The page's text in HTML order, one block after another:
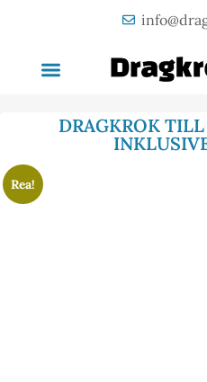
DRAGKROK
Rea!